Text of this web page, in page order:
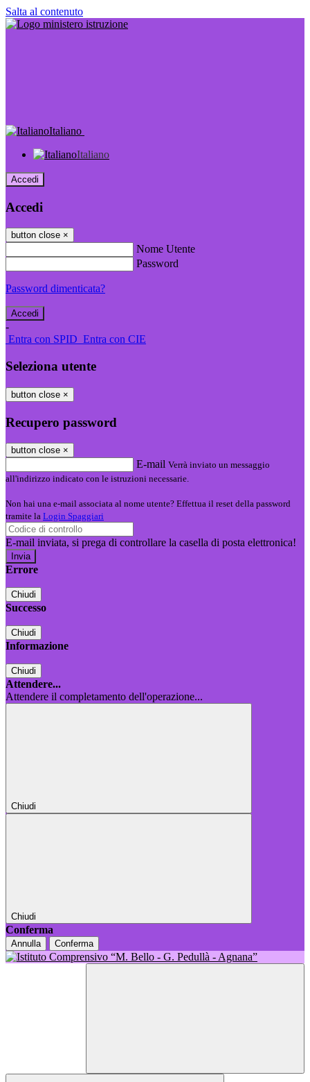
Salta al contenuto
Italiano
Italiano
Accedi
Accedi
button close ×
Nome Utente
Password
Password dimenticata?
-
Entra con SPID Entra con CIE
Seleziona utente
button close ×
Recupero password
button close ×
E-mail Verrà inviato un messaggio
all'indirizzo indicato con le istruzioni necessarie.
Non hai una e-mail associata al nome utente? Effettua il reset della password
tramite la Login Spaggiari
E-mail inviata, si prega di controllare la casella di posta elettronica!
Errore
Chiudi
Successo
Chiudi
Informazione
Chiudi
Attendere...
Attendere il completamento dell'operazione...
Chiudi
Chiudi
Conferma
Annulla Conferma